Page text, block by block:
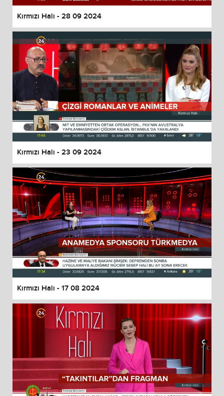
Kırmızı Halı - 28 09 2024
Kırmızı Halı - 23 09 2024
Kırmızı Halı - 17 08 2024